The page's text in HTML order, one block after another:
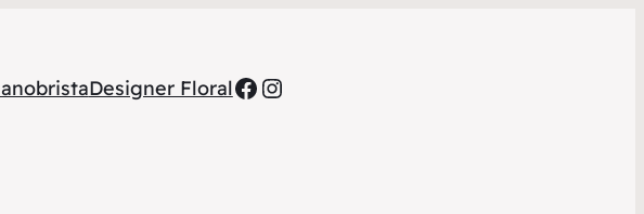
Designer FloralFacebook
Instagram